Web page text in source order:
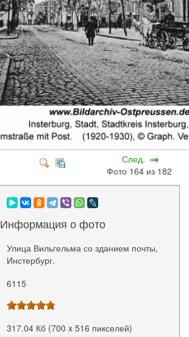
След.
Фото 164 из 182
Информация о фото
Улица Вильгельма со зданием почты,
Инстербург.
6115
317.04 Кб (700 x 516 пикселей)